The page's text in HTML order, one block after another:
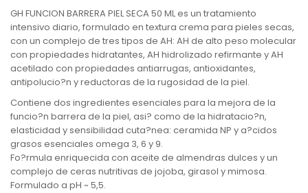
GH FUNCION BARRERA PIEL SECA 50 ML es un tratamiento
intensivo diario, formulado en textura crema para pieles secas,
con un complejo de tres tipos de AH: AH de alto peso molecular
con propiedades hidratantes, AH hidrolizado refirmante y AH
acetilado con propiedades antiarrugas, antioxidantes,
antipolucio?n y reductoras de la rugosidad de la piel.
Contiene dos ingredientes esenciales para la mejora de la
funcio?n barrera de la piel, asi? como de la hidratacio?n,
elasticidad y sensibilidad cuta?nea: ceramida NP y a?cidos
grasos esenciales omega 3, 6 y 9.
Fo?rmula enriquecida con aceite de almendras dulces y un
complejo de ceras nutritivas de jojoba, girasol y mimosa.
Formulado a pH ~ 5,5.